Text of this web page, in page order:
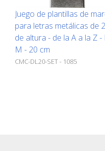
Juego de plantillas de
para letras metálicas de
de altura - de la A a la Z -
M - 20 cm
CMC-DL20-SET - 1085